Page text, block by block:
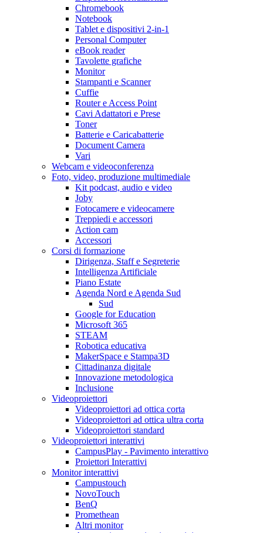
Chromebook
Notebook
Tablet e dispositivi 2-in-1
Personal Computer
eBook reader
Tavolette grafiche
Monitor
Stampanti e Scanner
Cuffie
Router e Access Point
Cavi Adattatori e Prese
Toner
Batterie e Caricabatterie
Document Camera
Vari
Webcam e videoconferenza
Foto, video, produzione multimediale
Kit podcast, audio e video
Joby
Fotocamere e videocamere
Treppiedi e accessori
Action cam
Accessori
Corsi di formazione
Dirigenza, Staff e Segreterie
Intelligenza Artificiale
Piano Estate
Agenda Nord e Agenda Sud
Sud
Google for Education
Microsoft 365
STEAM
Robotica educativa
MakerSpace e Stampa3D
Cittadinanza digitale
Innovazione metodologica
Inclusione
Videoproiettori
Videoproiettori ad ottica corta
Videoproiettori ad ottica ultra corta
Videoproiettori standard
Videoproiettori interattivi
CampusPlay - Pavimento interattivo
Proiettori Interattivi
Monitor interattivi
Campustouch
NovoTouch
BenQ
Promethean
Altri monitor